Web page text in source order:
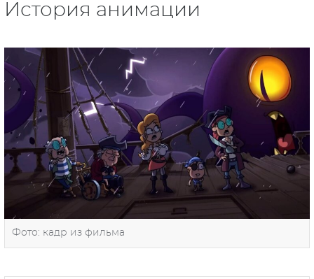
История анимации
Фото: кадр из фильма